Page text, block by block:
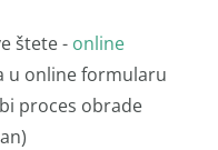
štete - online
u online formularu
proces obrade